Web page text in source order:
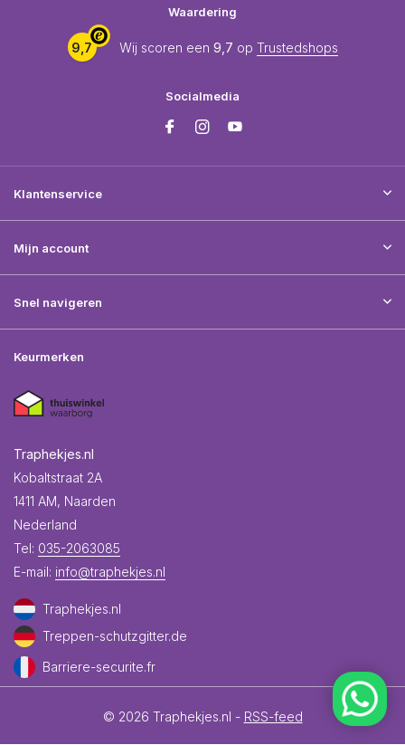
Waardering
9,7 Wij scoren een 9,7 op Trustedshops
Socialmedia
Klantenservice
Mijn account
Snel navigeren
Keurmerken
Traphekjes.nl
Kobaltstraat 2A
1411 AM, Naarden
Nederland
Tel: 035-2063085
E-mail: info@traphekjes.nl
Traphekjes.nl
Treppen-schutzgitter.de
Barriere-securite.fr
© 2026 Traphekjes.nl - RSS-feed